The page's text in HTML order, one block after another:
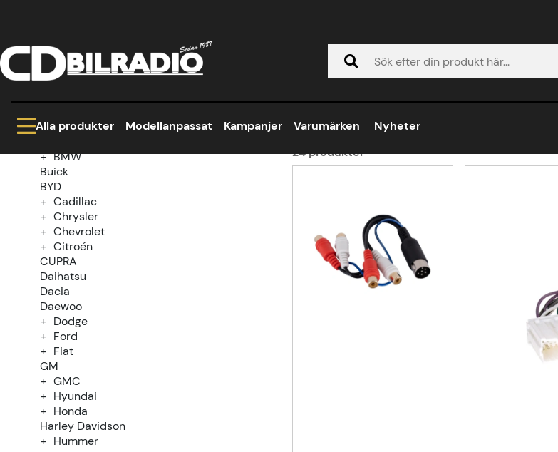
Alla produkter Modellanpassat Kampanjer Varumärken Nyheter
Kategoriträd
Alfa Romeo
BMW
Buick
BYD
Cadillac
Chrysler
Chevrolet
Citroén
CUPRA
Daihatsu
Dacia
Daewoo
Dodge
Ford
Fiat
GM
GMC
Hyundai
Honda
Harley Davidson
Hummer
1996-2000
24produkter